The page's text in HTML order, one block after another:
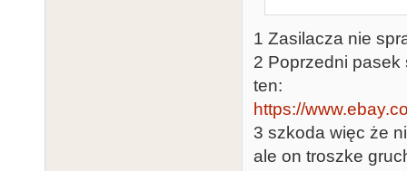
1 Zasilacza nie
2 Poprzedni pasek
ten:
https://
3 szkoda więc że
ale on troszke